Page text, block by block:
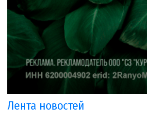
Лента новостей